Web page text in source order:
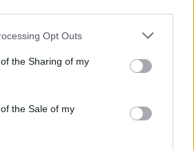
Opt Outs
the Sharing of my
the Sale of my
Syyskuussa
Joulukuussa
on satanut toukokuussa